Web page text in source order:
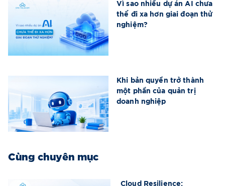
Vì sao nhiều dự án AI chưa
thể đi xa hơn giai đoạn thử
nghiệm?
Khi bản quyền trở thành
một phần của quản trị
doanh nghiệp
Cùng chuyên mục
Cloud Resilience: